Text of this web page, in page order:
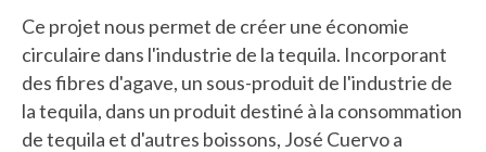
Ce projet nous permet de créer une économie
circulaire dans l'industrie de la tequila. Incorporant
des fibres d'agave, un sous-produit de l'industrie de
la tequila, dans un produit destiné à la consommation
de tequila et d'autres boissons, José Cuervo a